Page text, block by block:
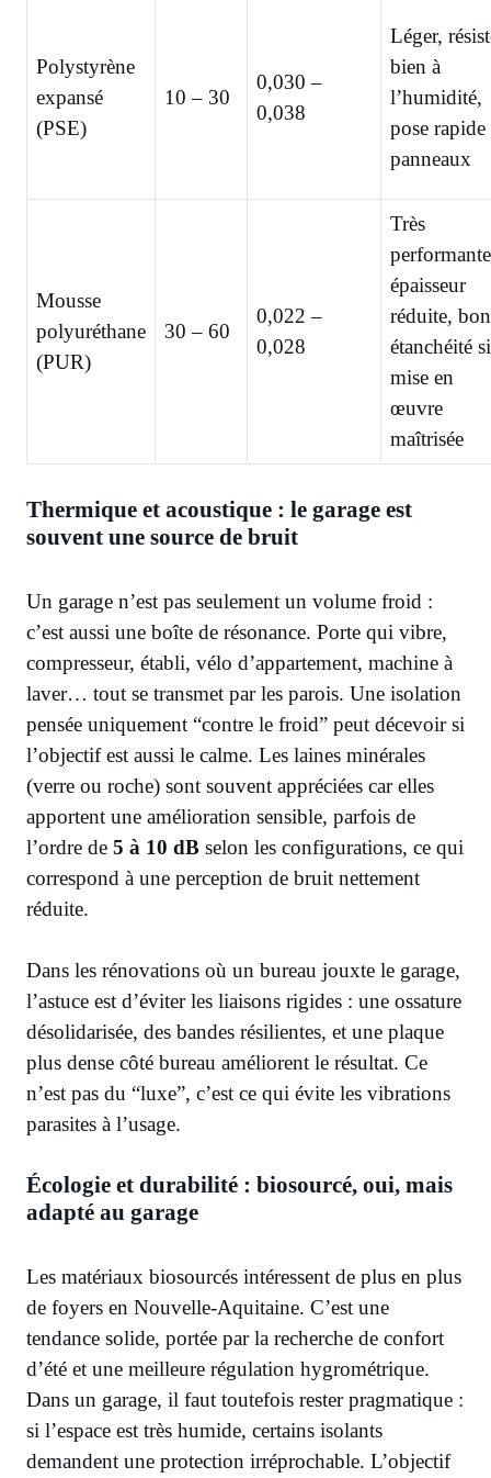
Polystyrène
expansé
(PSE)
10 – 30
0,030 –
0,038
Léger,
bien à
l’humidité,
pose rapide
panneaux
Mousse
polyuréthane
(PUR)
30 – 60
0,022 –
0,028
Très
épaisseur
réduite,
étanchéité si
mise en
œuvre
maîtrisée
Thermique et acoustique : le garage est
souvent une source de bruit
Un garage n’est pas seulement un volume froid :
c’est aussi une boîte de résonance. Porte qui vibre,
compresseur, établi, vélo d’appartement, machine à
laver… tout se transmet par les parois. Une isolation
pensée uniquement “contre le froid” peut décevoir si
l’objectif est aussi le calme. Les laines minérales
(verre ou roche) sont souvent appréciées car elles
apportent une amélioration sensible, parfois de
l’ordre de 5 à 10 dB selon les configurations, ce qui
correspond à une perception de bruit nettement
réduite.
Dans les rénovations où un bureau jouxte le garage,
l’astuce est d’éviter les liaisons rigides : une ossature
désolidarisée, des bandes résilientes, et une plaque
plus dense côté bureau améliorent le résultat. Ce
n’est pas du “luxe”, c’est ce qui évite les vibrations
parasites à l’usage.
Écologie et durabilité : biosourcé, oui, mais
adapté au garage
Les matériaux biosourcés intéressent de plus en plus
de foyers en Nouvelle-Aquitaine. C’est une
tendance solide, portée par la recherche de confort
d’été et une meilleure régulation hygrométrique.
Dans un garage, il faut toutefois rester pragmatique :
si l’espace est très humide, certains isolants
demandent une protection irréprochable. L’objectif